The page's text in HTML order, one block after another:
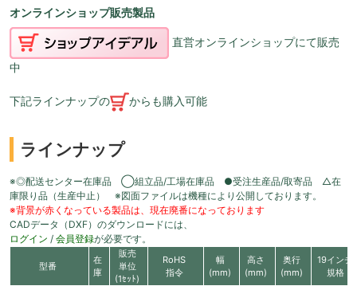
オンラインショップ販売製品
直営オンラインショップにて販売
中
下記ラインナップの からも購入可能
ラインナップ
※◎配送センター在庫品 ◯組立品/工場在庫品 ●受注生産品/取寄品 △在
庫限り品（生産中止） ※図面ファイルは機種により公開しております。
※背景が赤くなっている製品は、現在廃番になっております
CADデータ（DXF）のダウンロードには、
ログイン / 会員登録が必要です。
型番
在
庫
販売
単位
(1ｾｯﾄ)
RoHS
指令
幅
(mm)
高さ
(mm)
奥行
(mm)
19インチ
規格